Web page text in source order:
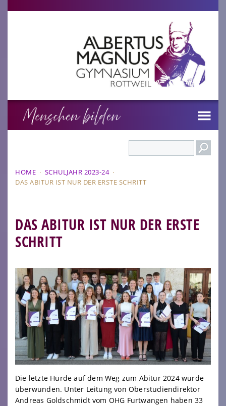
HOME · SCHULJAHR 2023-24·
DAS ABITUR IST NUR DER ERSTE SCHRITT
DAS ABITUR IST NUR DER ERSTE
SCHRITT
Die letzte Hürde auf dem Weg zum Abitur 2024 wurde
überwunden. Unter Leitung von Oberstudiendirektor
Andreas Goldschmidt vom OHG Furtwangen haben 33